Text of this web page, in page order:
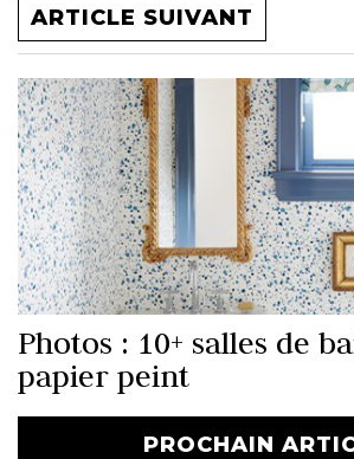
ARTICLE SUIVANT
Photos : 10+ salles de
papier peint
PROCHAIN